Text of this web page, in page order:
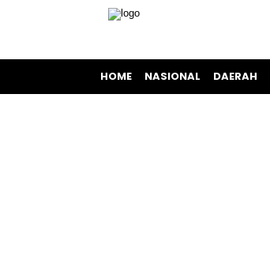
HOME NASIONAL DAERAH